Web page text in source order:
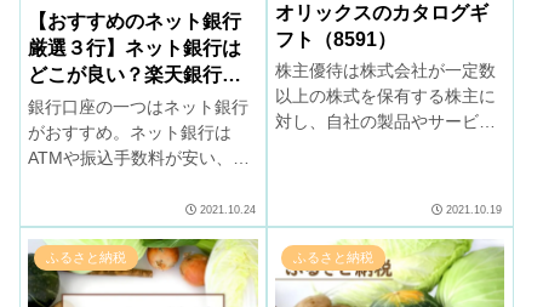
【おすすめのネット銀行
厳選３行】ネット銀行は
どこが良い？楽天銀行必
須
銀行口座の一つはネット銀行
がおすすめ。ネット銀行は
ATMや振込手数料が安い、預
り、使いやすい所を選びまし
ょう。楽天経済圏なら楽天銀
行必須です。
2021.10.24
オリックスのカタログギ
フト（8591）
株主優待は株式会社が一定数
以上の株式を保有する株主に
対し、自社の製品やサービス
しましょう！
2021.10.19
ふるさと納税 ふるさと納税